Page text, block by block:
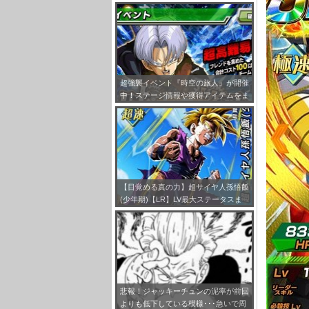
まとめ
超強襲イベント『時空の旅人』が開催
中！ステージ情報や獲得アイテムをま
とめてみました！
【目覚める真の力】超サイヤ人孫悟飯
(少年期)【LR】LV最大ステータスま
とめ！
悲報！ジャッキーチュンの泥率が前回
よりも低下している模様･･･急いで周